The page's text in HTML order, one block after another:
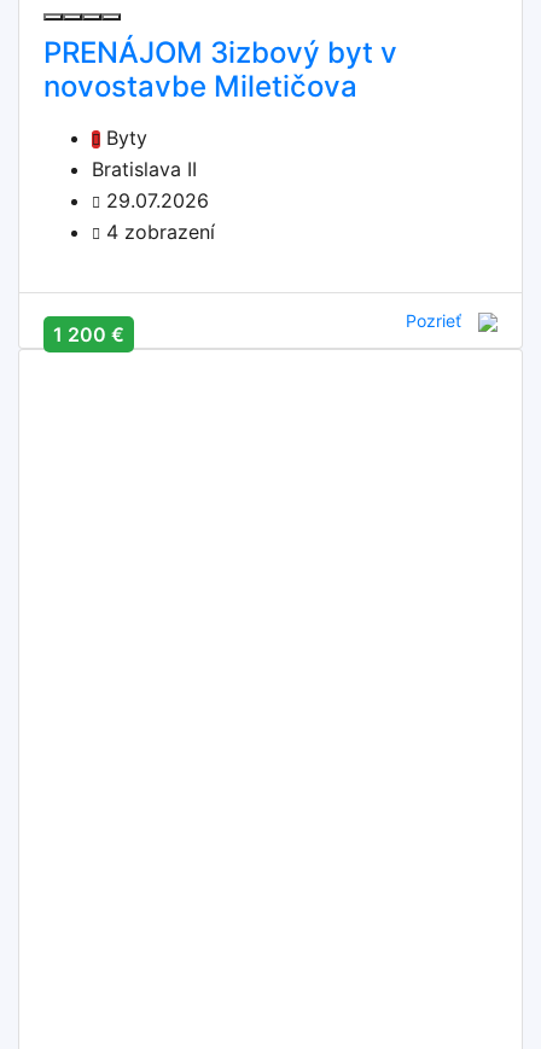
1 200 €
PRENÁJOM 3izbový byt v
novostavbe Miletičova
Byty
Bratislava II
29.07.2026
4 zobrazení
Pozrieť